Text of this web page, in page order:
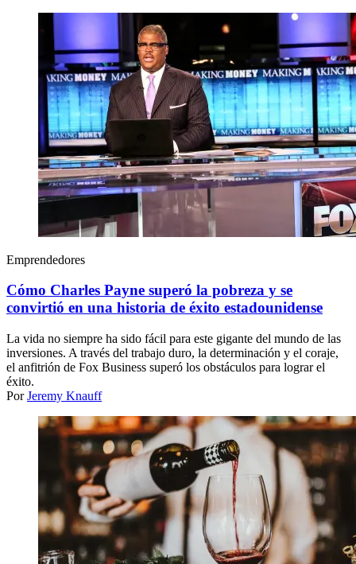
Emprendedores
Cómo Charles Payne superó la pobreza y se
convirtió en una historia de éxito estadounidense
La vida no siempre ha sido fácil para este gigante del mundo de las
inversiones. A través del trabajo duro, la determinación y el coraje,
el anfitrión de Fox Business superó los obstáculos para lograr el
éxito.
PorJeremy Knauff